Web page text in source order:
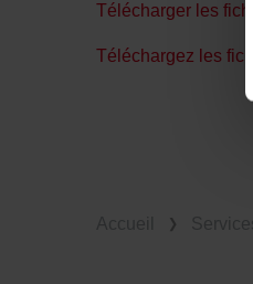
Télécharger les
Téléchargez les